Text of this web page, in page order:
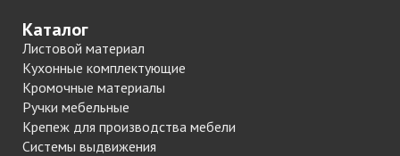
Каталог
Листовой материал
Кухонные комплектующие
Кромочные материалы
Ручки мебельные
Крепеж для производства мебели
Системы выдвижения